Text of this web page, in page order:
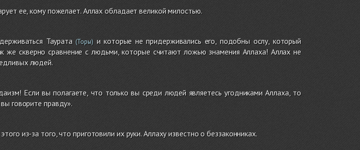
ее, кому пожелает. Аллах обладает великой милостью.
Таурата(Торы)и которые не придерживались его, подобны ослу, который
же скверно сравнение с людьми, которые считают ложью знамения Аллаха! Аллах не
людей.
Если вы полагаете, что только вы среди людей являетесь угодниками Аллаха, то
говорите правду».
из-за того, что приготовили их руки. Аллаху известно о беззаконниках.